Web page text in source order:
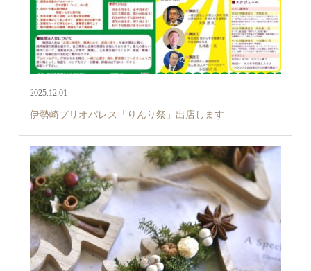
2025.12.01
伊勢崎プリオパレス「りんり祭」出店します